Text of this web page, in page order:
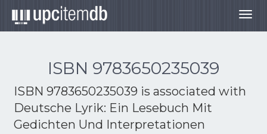
ISBN 9783650235039
ISBN 9783650235039 is associated with
Deutsche Lyrik: Ein Lesebuch Mit
Gedichten Und Interpretationen